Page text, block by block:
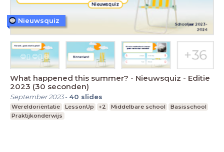
What happened this summer? - Nieuwsquiz - Editie
2023 (30 seconden)
September 2023- 40 slides
Wereldoriëntatie LessonUp +2 Middelbare school
Basisschool
Praktijkonderwijs
Nieuwsquiz